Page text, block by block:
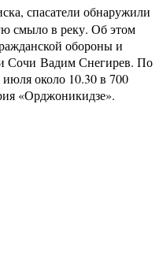
спасатели обнаружили
смыло в реку. Об этом
обороны и
Сочи Вадим Снегирев. По
около 10.30 в 700
«Орджоникидзе».